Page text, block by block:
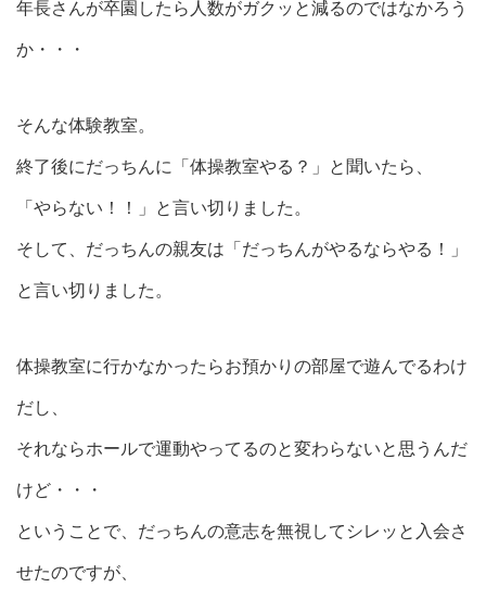
年長さんが卒園したら人数がガクッと減るのではなかろう
か・・・
そんな体験教室。
終了後にだっちんに「体操教室やる？」と聞いたら、
「やらない！！」と言い切りました。
そして、だっちんの親友は「だっちんがやるならやる！」
と言い切りました。
体操教室に行かなかったらお預かりの部屋で遊んでるわけ
だし、
それならホールで運動やってるのと変わらないと思うんだ
けど・・・
ということで、だっちんの意志を無視してシレッと入会さ
せたのですが、